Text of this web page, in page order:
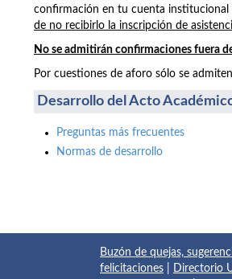
confirmación en tu cuenta institucional
de no recibirlo la inscripción de
No se admitirán confirmaciones fuera
Por cuestiones de aforo sólo se admiten
Desarrollo del Acto
Preguntas más frecuentes
Normas de desarrollo
Buzón de quejas,
felicitaciones
Directorio